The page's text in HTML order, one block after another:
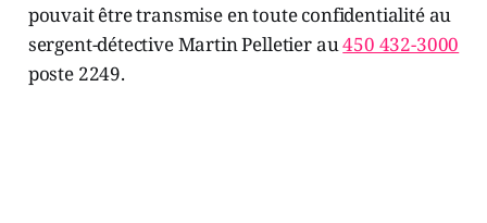
pouvait être transmise en toute confidentialité au
sergent-détective Martin Pelletier au450 432-3000
poste 2249.